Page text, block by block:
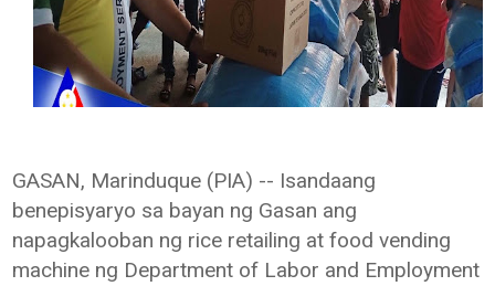
GASAN, Marinduque (PIA) -- Isandaang
benepisyaryo sa bayan ng Gasan ang
napagkalooban ng rice retailing at food vending
machine ng Department of Labor and Employment